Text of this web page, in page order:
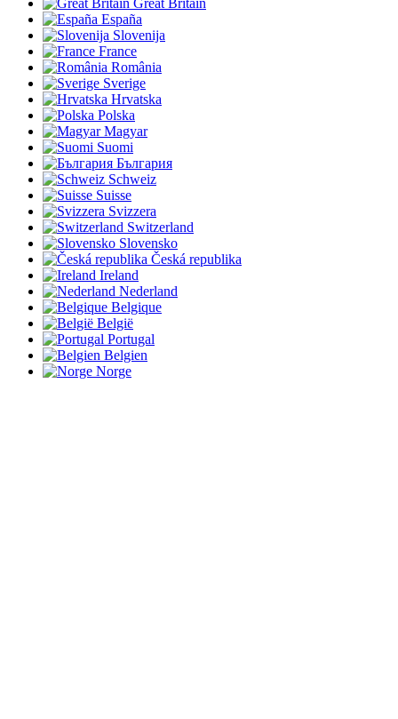
Great Britain
España
Slovenija
France
România
Sverige
Hrvatska
Polska
Magyar
Suomi
България
Schweiz
Suisse
Svizzera
Switzerland
Slovensko
Česká republika
Ireland
Nederland
Belgique
België
Portugal
Belgien
Norge